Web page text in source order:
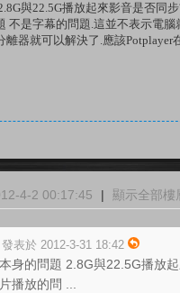
與22.5G播放起來影音是否同
不是字幕的問題.這並不表示電腦
離器就可以解決了.應該Potplayer
4-2 00:17:45 | 顯示全部樓
表於 2012-3-31 18:42
身的問題 2.8G與22.5G播放
播放的問 ...